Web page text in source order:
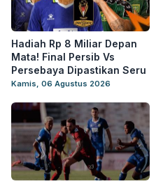
Hadiah Rp 8 Miliar Depan
Mata! Final Persib Vs
Persebaya Dipastikan Seru
Kamis, 06 Agustus 2026